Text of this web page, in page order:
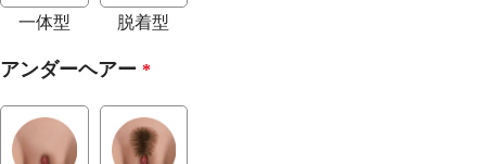
一体型 脱着型
アンダーヘアー *